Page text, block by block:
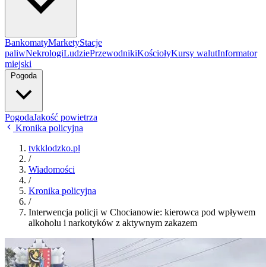
BankomatyMarketyStacje
paliwNekrologiLudziePrzewodnikiKościołyKursy walutInformator
miejski
Pogoda
PogodaJakość powietrza
Kronika policyjna
tvkklodzko.pl
/
Wiadomości
/
Kronika policyjna
/
Interwencja policji w Chocianowie: kierowca pod wpływem
alkoholu i narkotyków z aktywnym zakazem